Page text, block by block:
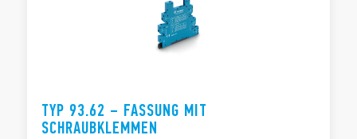
TYP 93.62 – FASSUNG MIT
SCHRAUBKLEMMEN